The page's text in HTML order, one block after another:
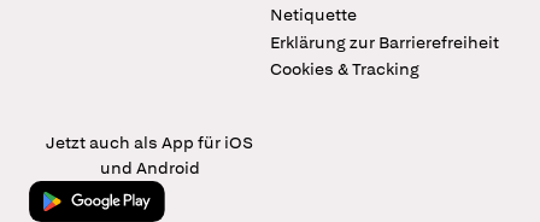
Netiquette
Erklärung zur Barrierefreiheit
Cookies & Tracking
Jetzt auch als App für iOS
und Android
Jetzt bei Google Play